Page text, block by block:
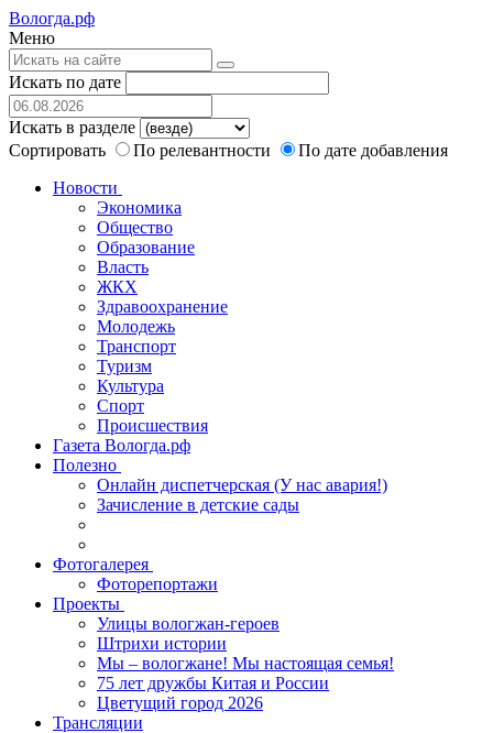
Вологда.рф
Меню
Искать по дате
Искать в разделе
Сортировать
По релевантности
По дате добавления
Новости
Экономика
Общество
Образование
Власть
ЖКХ
Здравоохранение
Молодежь
Транспорт
Туризм
Культура
Спорт
Происшествия
Газета Вологда.рф
Полезно
Онлайн диспетчерская (У нас авария!)
Зачисление в детские сады
Фотогалерея
Фоторепортажи
Проекты
Улицы вологжан-героев
Штрихи истории
Мы – вологжане! Мы настоящая семья!
75 лет дружбы Китая и России
Цветущий город 2026
Трансляции